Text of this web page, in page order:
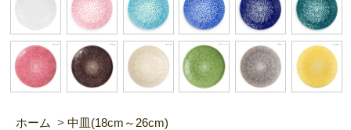
ホーム > 中皿(18cm～26cm)